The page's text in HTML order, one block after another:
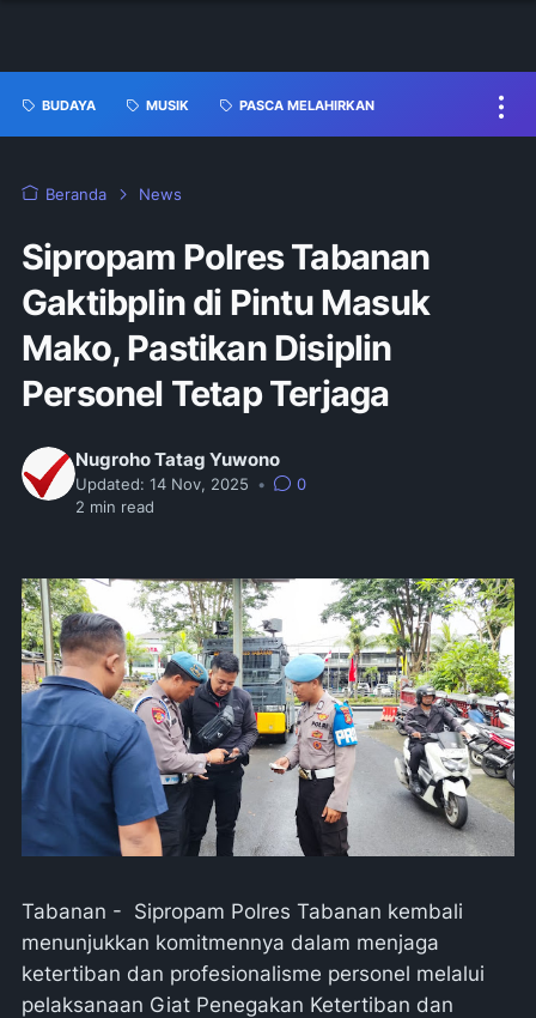
BUDAYA MUSIK PASCA MELAHIRKAN
Beranda News
Sipropam Polres Tabanan
Gaktibplin di Pintu Masuk
Mako, Pastikan Disiplin
Personel Tetap Terjaga
Nugroho Tatag Yuwono
Updated: 14 Nov, 2025 •
0
2 min read
Tabanan - Sipropam Polres Tabanan kembali
menunjukkan komitmennya dalam menjaga
ketertiban dan profesionalisme personel melalui
pelaksanaan Giat Penegakan Ketertiban dan